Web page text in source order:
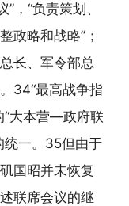
，“负责策划、
政略和战略”；
长、军令部总
34“最高战争指
“大本营—政府联
统一。35但由于
国昭并未恢复
联席会议的继